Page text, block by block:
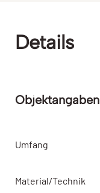
Details
Objektangaben
Umfang
Material/Technik